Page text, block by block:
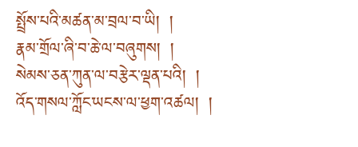
སྤྲོས་པའི་མཚན་མ་བྲལ་བ་ཡི། །
རྣམ་གྲོལ་ཞི་བ་ཆེ་ལ་བཞུགས། །
སེམས་ཅན་ཀུན་ལ་བརྩེར་ལྡན་པའི། །
འོད་གསལ་ཀློང་ཡངས་ལ་ཕྱག་འཚལ། །